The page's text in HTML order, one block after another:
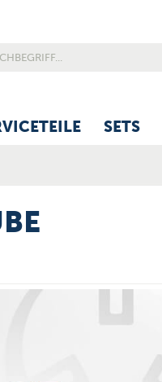
SETS